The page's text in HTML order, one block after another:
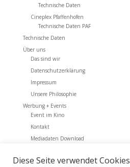
Technische Daten
Cineplex Pfaffenhofen
Technische Daten PAF
Technische Daten
Über uns
Das sind wir
Datenschutzerklärung
Impressum
Unsere Philosophie
Werbung + Events
Event im Kino
Kontakt
Mediadaten Download
Diese Seite verwendet Cookies